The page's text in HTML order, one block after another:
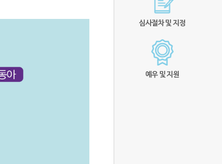
심사절차 및 지정
예우 및 지원